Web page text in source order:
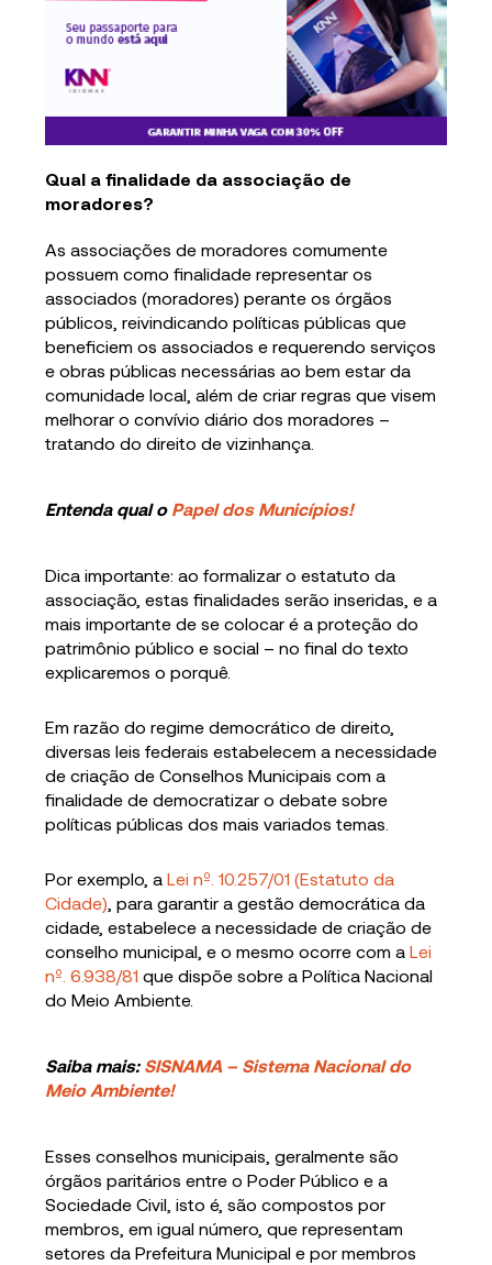
Qual a finalidade da associação de
moradores?
As associações de moradores comumente
possuem como finalidade representar os
associados (moradores) perante os órgãos
públicos, reivindicando políticas públicas que
beneficiem os associados e requerendo serviços
e obras públicas necessárias ao bem estar da
comunidade local, além de criar regras que visem
melhorar o convívio diário dos moradores –
tratando do direito de vizinhança.
Entenda qual o Papel dos Municípios!
Dica importante: ao formalizar o estatuto da
associação, estas finalidades serão inseridas, e a
mais importante de se colocar é a proteção do
patrimônio público e social – no final do texto
explicaremos o porquê.
Em razão do regime democrático de direito,
diversas leis federais estabelecem a necessidade
de criação de Conselhos Municipais com a
finalidade de democratizar o debate sobre
políticas públicas dos mais variados temas.
Por exemplo, aLei nº. 10.257/01 (Estatuto da
Cidade) , para garantir a gestão democrática da
cidade, estabelece a necessidade de criação de
conselho municipal, e o mesmo ocorre com aLei
nº. 6.938/81 que dispõe sobre a Política Nacional
do Meio Ambiente.
Saiba mais: SISNAMA – Sistema Nacional do
Meio Ambiente!
Esses conselhos municipais, geralmente são
órgãos paritários entre o Poder Público e a
Sociedade Civil, isto é, são compostos por
membros, em igual número, que representam
setores da Prefeitura Municipal e por membros